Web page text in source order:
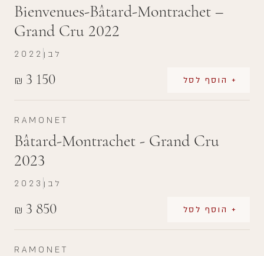
Bienvenues-Bâtard-Montrachet –
Grand Cru 2022
₪ 3 150 + הוסף לסל
2022 לבן
RAMONET
Bâtard-Montrachet - Grand Cru
2023
₪ 3 850 + הוסף לסל
2023 לבן
RAMONET